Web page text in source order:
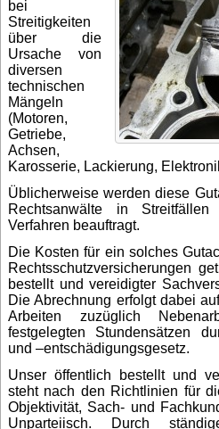
bei
Streitigkeiten
über die
Ursache von
diversen
technischen
Mängeln
(Motoren,
Getriebe,
Achsen,
Karosserie, Lackierung,
Üblicherweise werden diese
Rechtsanwälte in Streitfällen
Verfahren beauftragt.
Die Kosten für ein solches
Rechtsschutzversicherungen
bestellt und vereidigter
Die Abrechnung erfolgt dabei
Arbeiten zuzüglich
festgelegten Stundensätzen
und –entschädigungsgesetz.
Unser öffentlich bestellt und
steht nach den Richtlinien für
Objektivität, Sach- und
Unparteiisch. Durch